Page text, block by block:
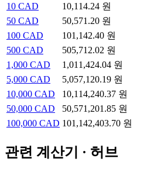
10 CAD
10,114.24 원
50 CAD
50,571.20 원
100 CAD
101,142.40 원
500 CAD
505,712.02 원
1,000 CAD
1,011,424.04 원
5,000 CAD
5,057,120.19 원
10,000 CAD
10,114,240.37 원
50,000 CAD
50,571,201.85 원
100,000 CAD 101,142,403.70 원
관련 계산기 · 허브